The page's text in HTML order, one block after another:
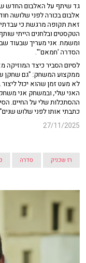
גד שיתף על האלבום החדש
אלבום בכורה לפני שלושה
זאת תקופה מרגשת כי
הטקסטים ובלחנים הייתי
ומשמח. אני מעריך שבעוד
הסדרה 'חמאם'".
לסיום הסביר כיצד
ממקצוע המשחק: "גם שחקן
לא מעט זמן שהוא יכול ליצור
האני שלי, ובמשחק אני
ההסתכלות שלי על החיים.
כתבתי אותו לפני שלוש
27/11/2025
רז שכניק סדרה